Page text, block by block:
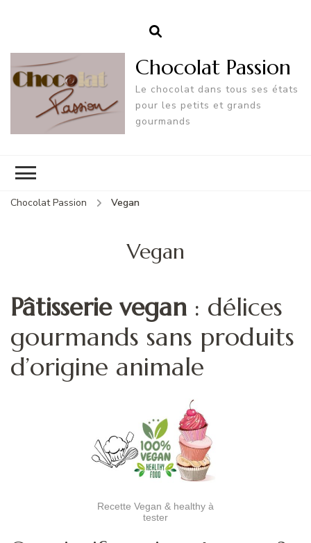
Chocolat Passion
Le chocolat dans tous ses états
pour les petits et grands
gourmands
Chocolat Passion Vegan
Vegan
Pâtisserie vegan : délices
gourmands sans produits
d’origine animale
Recette Vegan & healthy à
tester